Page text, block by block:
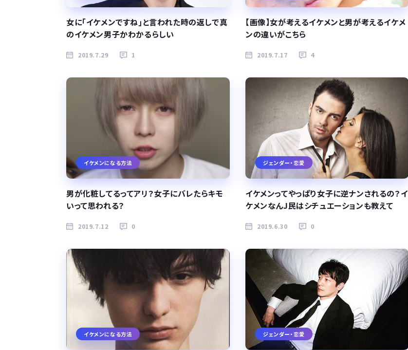
女に｢イケメンですね｣と言われた時の返しで真
のイケメン男子かわかるらしい
2019.7.29 1
【画像】女が考えるイケメンと男が考えるイケメ
ンの違いがこちら
2019.7.17 4
イケメンになる方法
男が化粧してるってアリ？女子にバレたらキモ
いって思われる？
2019.7.12 0
ジェンダー・恋愛
イケメンってやっぱり女子に逆ナンされるの？イ
ケメンなんJ民はシチュエーションも教えて
2019.6.30 0
イケメンになる方法 ジェンダー・恋愛